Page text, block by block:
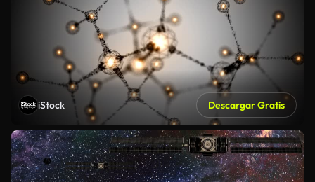
iStock Descargar Gratis